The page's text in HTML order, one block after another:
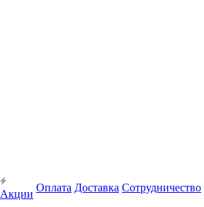
Акции
Оплата Доставка Сотрудничество